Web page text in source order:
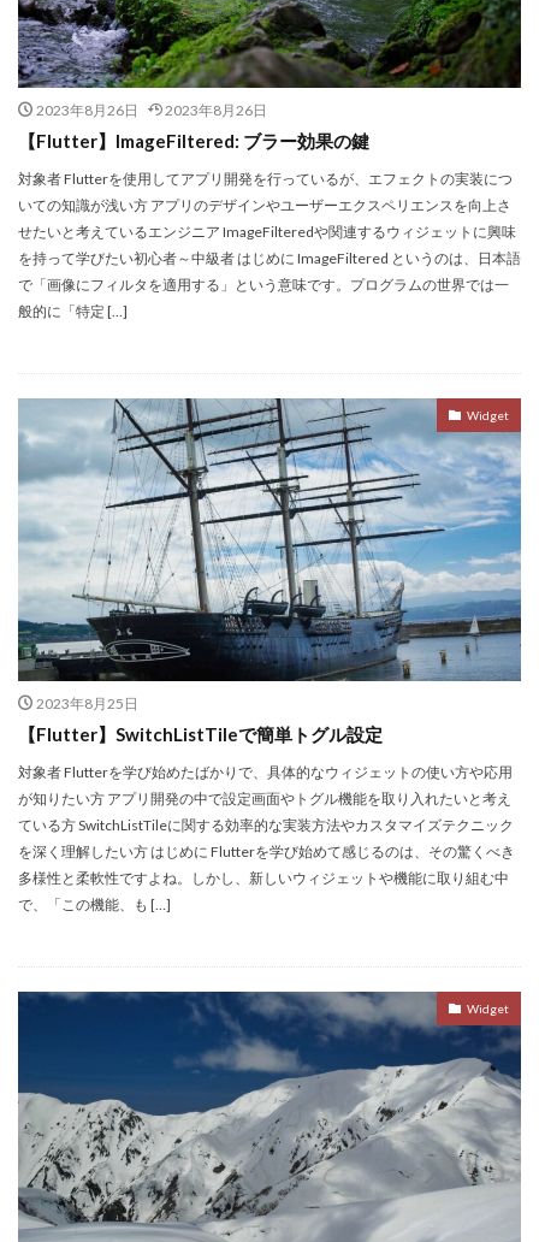
2023年8月26日 2023年8月26日
【Flutter】ImageFiltered: ブラー効果の鍵
対象者 Flutterを使用してアプリ開発を行っているが、エフェクトの実装につ
いての知識が浅い方 アプリのデザインやユーザーエクスペリエンスを向上さ
せたいと考えているエンジニア ImageFilteredや関連するウィジェットに興味
を持って学びたい初心者～中級者 はじめに ImageFiltered というのは、日本語
で「画像にフィルタを適用する」という意味です。プログラムの世界では一
般的に「特定 […]
Widget
2023年8月25日
【Flutter】SwitchListTileで簡単トグル設定
対象者 Flutterを学び始めたばかりで、具体的なウィジェットの使い方や応用
が知りたい方 アプリ開発の中で設定画面やトグル機能を取り入れたいと考え
ている方 SwitchListTileに関する効率的な実装方法やカスタマイズテクニック
を深く理解したい方 はじめに Flutterを学び始めて感じるのは、その驚くべき
多様性と柔軟性ですよね。しかし、新しいウィジェットや機能に取り組む中
で、「この機能、も […]
Widget